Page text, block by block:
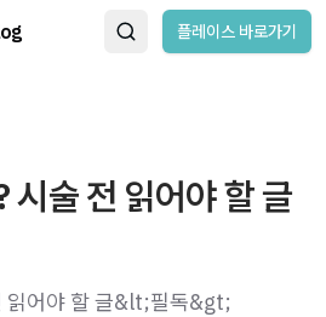
플레이스 바로가기
시술 전 읽어야 할 글
읽어야 할 글&lt;필독&gt;